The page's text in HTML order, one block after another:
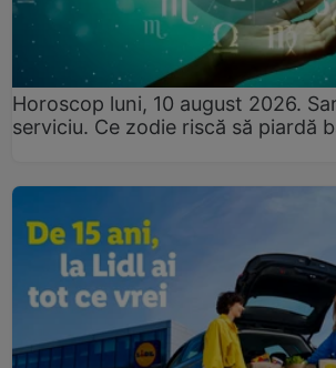
Horoscop luni, 10 august 2026.
serviciu. Ce zodie riscă să piardă